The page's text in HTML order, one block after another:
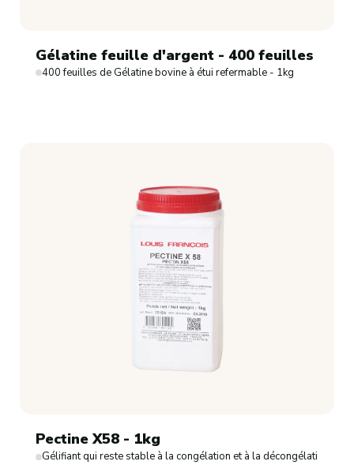
Gélatine feuille d'argent - 400 feuilles
400 feuilles de Gélatine bovine à étui refermable - 1kg
Pectine X58 - 1kg
Gélifiant qui reste stable à la congélation et à la décongélation.